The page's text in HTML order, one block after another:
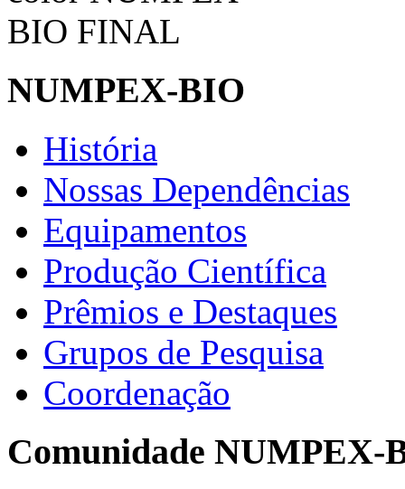
NUMPEX-BIO
História
Nossas Dependências
Equipamentos
Produção Científica
Prêmios e Destaques
Grupos de Pesquisa
Coordenação
Comunidade NUMPEX-